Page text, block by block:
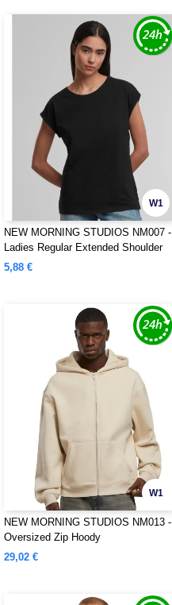
W1
NEW MORNING STUDIOS NM007 -
Ladies Regular Extended Shoulder
Tee
5,88 €
W1
NEW MORNING STUDIOS NM013 -
Oversized Zip Hoody
29,02 €